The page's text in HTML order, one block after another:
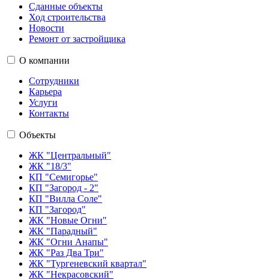
Сданные объекты
Ход строительства
Новости
Ремонт от застройщика
О компании
Сотрудники
Карьера
Услуги
Контакты
Объекты
ЖК "Центральный"
ЖК "18/3"
КП "Семигорье"
КП "Загород - 2"
КП "Вилла Соле"
КП "Загород"
ЖК "Новые Огни"
ЖК "Парадный"
ЖК "Огни Анапы"
ЖК "Раз Два Три"
ЖК "Тургеневский квартал"
ЖК "Некрасовский"